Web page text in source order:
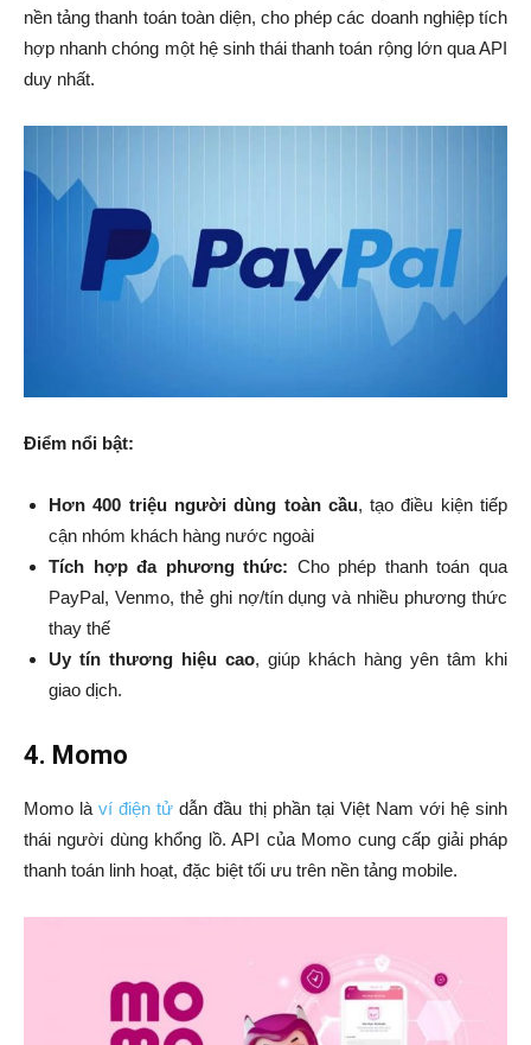
nền tảng thanh toán toàn diện, cho phép các doanh nghiệp tích
hợp nhanh chóng một hệ sinh thái thanh toán rộng lớn qua API
duy nhất.
Điểm nổi bật:
Hơn 400 triệu người dùng toàn cầu, tạo điều kiện tiếp
cận nhóm khách hàng nước ngoài
Tích hợp đa phương thức: Cho phép thanh toán qua
PayPal, Venmo, thẻ ghi nợ/tín dụng và nhiều phương thức
thay thế
Uy tín thương hiệu cao, giúp khách hàng yên tâm khi
giao dịch.
4. Momo
Momo làví điện tử dẫn đầu thị phần tại Việt Nam với hệ sinh
thái người dùng khổng lồ. API của Momo cung cấp giải pháp
thanh toán linh hoạt, đặc biệt tối ưu trên nền tảng mobile.